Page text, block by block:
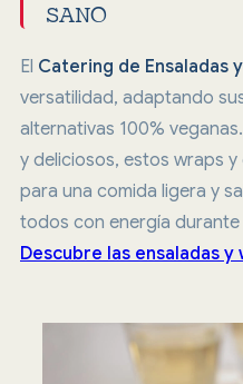
SANO
El Catering de Ensaladas
versatilidad, adaptando
alternativas 100%
y deliciosos, estos wraps y
para una comida ligera y
todos con energía durante
Descubre las ensaladas y